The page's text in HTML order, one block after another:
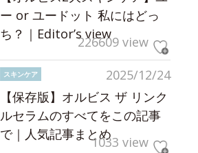
ー or ユードット 私にはどっ
ち？｜Editor’s view226609 view
2025/12/24
スキンケア
【保存版】オルビス ザ リンク
ルセラムのすべてをこの記事
で｜人気記事まとめ1033 view